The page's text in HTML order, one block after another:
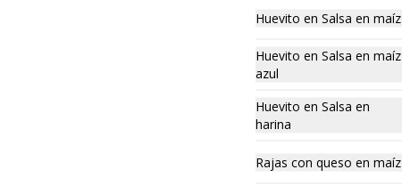
Huevito en Salsa en maíz
Huevito en Salsa en maíz
azul
Huevito en Salsa en
harina
Rajas con queso en maíz